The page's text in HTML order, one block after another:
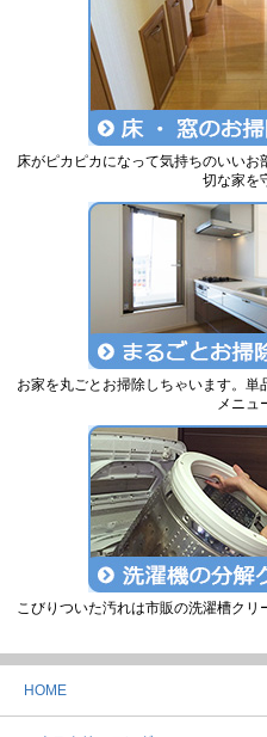
床がピカピカになって気持ちのいい
切な家を
お家を丸ごとお掃除しちゃいます。
メニュ
こびりついた汚れは市販の洗濯槽クリ
HOME